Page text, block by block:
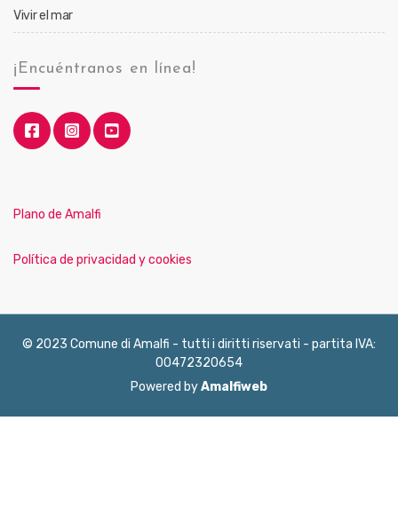
Vivir el mar
¡Encuéntranos en línea!
Plano de Amalfi
Política de privacidad y cookies
© 2023 Comune di Amalfi - tutti i diritti riservati - partita IVA:
00472320654
Powered byAmalfiweb